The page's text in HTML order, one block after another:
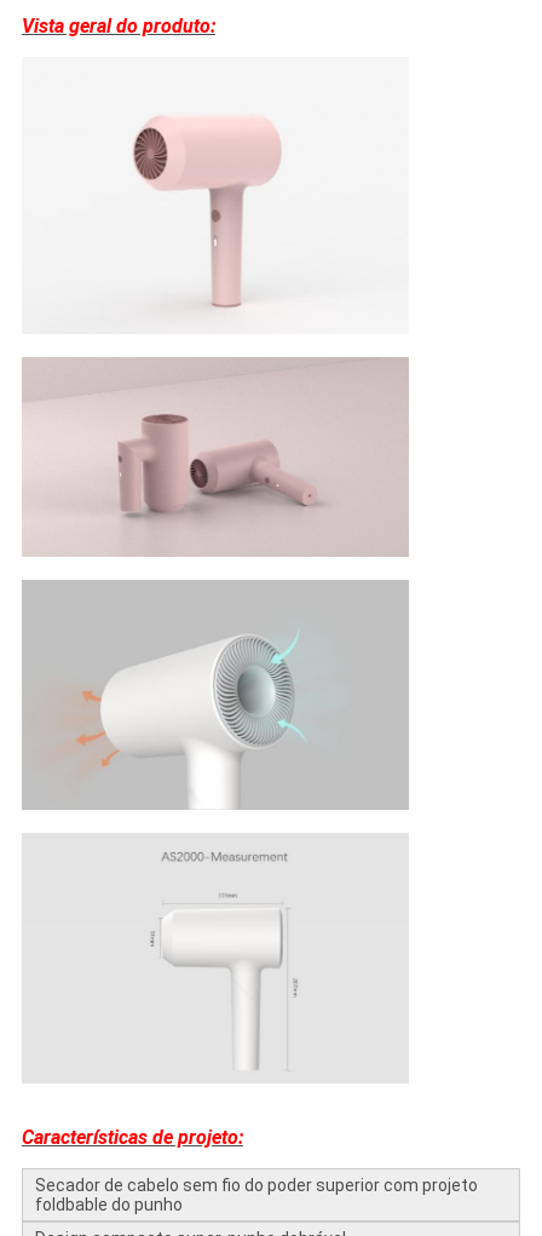
Vista geral do produto:
Características de projeto:
Secador de cabelo sem fio do poder superior com projeto
foldbable do punho